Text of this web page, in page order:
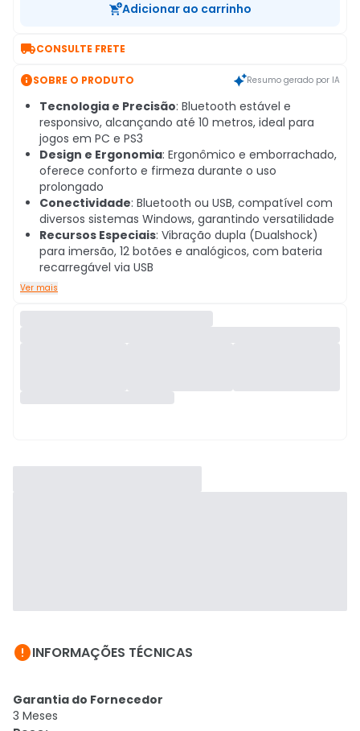
Adicionar ao carrinho
CONSULTE FRETE
SOBRE O PRODUTO Resumo gerado por IA
Tecnologia e Precisão: Bluetooth estável e
responsivo, alcançando até 10 metros, ideal para
jogos em PC e PS3
Design e Ergonomia: Ergonômico e emborrachado,
oferece conforto e firmeza durante o uso
prolongado
Conectividade: Bluetooth ou USB, compatível com
diversos sistemas Windows, garantindo versatilidade
Recursos Especiais: Vibração dupla (Dualshock)
para imersão, 12 botões e analógicos, com bateria
recarregável via USB
Ver mais
INFORMAÇÕES TÉCNICAS
Garantia do Fornecedor
3 Meses